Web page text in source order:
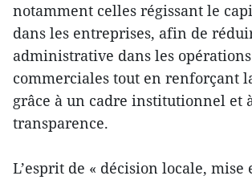
notamment celles régissant le
dans les entreprises, afin de
administrative dans les opérations
commerciales tout en renforçant
grâce à un cadre institutionnel et
transparence.
L’esprit de « décision locale,